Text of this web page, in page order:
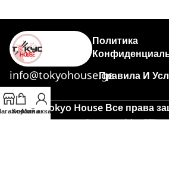
info@tokyohouse.ge
Политика
Правила И
© Tokyo House Все права
Powered by
Корзина
Мой аккаунт